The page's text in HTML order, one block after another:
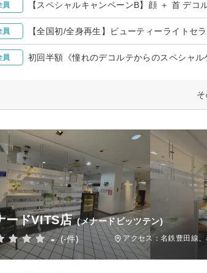
員 【スペシャルキャンペーンB】顔 ＋ 首 デコ
員 【全国初/全身再生】ビューティーライト
員 初回半額《憧れのデコルテからのスペシャ
ードVITS店 (メナードビッツテン)
- (-件) アクセス：名鉄豊田線